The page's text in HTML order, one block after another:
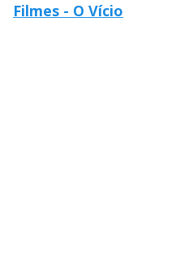
Filmes - O Vício